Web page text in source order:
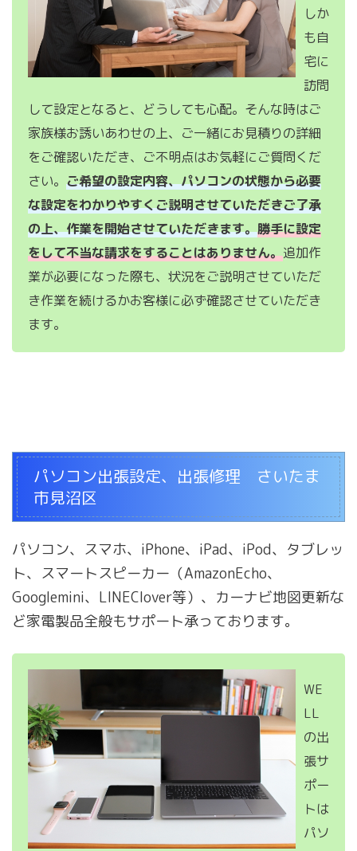
しか
も自
宅に
訪問
して設定となると、どうしても心配。そんな時はご
家族様お誘いあわせの上、ご一緒にお見積りの詳細
をご確認いただき、ご不明点はお気軽にご質問くだ
さい。 ご希望の設定内容、パソコンの状態から必要
な設定をわかりやすくご説明させていただきご了承
の上、作業を開始させていただきます。勝手に設定
をして不当な請求をすることはありません。追加作
業が必要になった際も、状況をご説明させていただ
き作業を続けるかお客様に必ず確認させていただき
ます。
パソコン出張設定、出張修理 さいたま
市見沼区
パソコン、スマホ、iPhone、iPad、iPod、タブレッ
ト、スマートスピーカー（AmazonEcho、
Googlemini、LINEClover等）、カーナビ地図更新な
ど家電製品全般もサポート承っております。
WE
LL
の出
張サ
ポー
トは
パソ